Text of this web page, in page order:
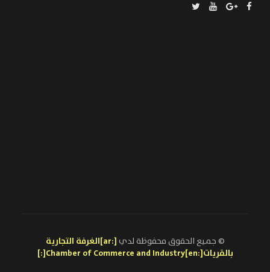
© جميع الحقوق محفوظة لدي
[:ar]الغرفة التجارية
بالقريات[:en]Chamber of Commerce and Industry[:]